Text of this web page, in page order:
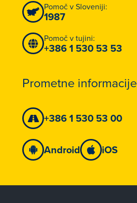
Pomoč v Sloveniji:
1987
Pomoč v tujini:
+386 1 530 53 53
Prometne informacije
+386 1 530 53 00
Android iOS